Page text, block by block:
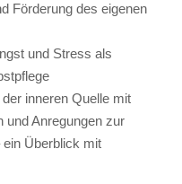
Förderung des eigenen
und Stress als
inneren Quelle mit
und Anregungen zur
Überblick mit